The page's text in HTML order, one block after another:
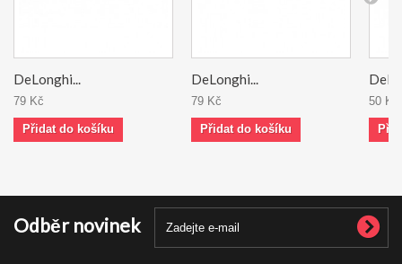
DeLonghi...
79 Kč
Přidat do košíku
DeLonghi...
79 Kč
Přidat do košíku
50 Kč
Odběr novinek